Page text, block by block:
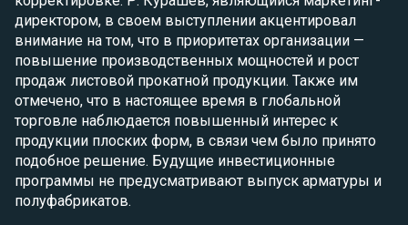
директором, в своем выступлении акцентировал
внимание на том, что в приоритетах организации —
повышение производственных мощностей и рост
продаж листовой прокатной продукции. Также им
отмечено, что в настоящее время в глобальной
торговле наблюдается повышенный интерес к
продукции плоских форм, в связи чем было принято
подобное решение. Будущие инвестиционные
программы не предусматривают выпуск арматуры и
полуфабрикатов.